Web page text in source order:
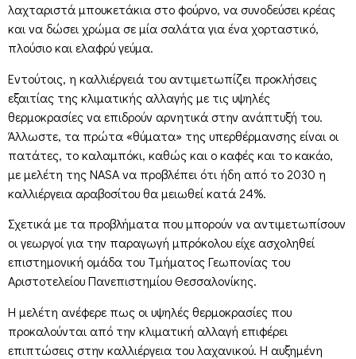
λαχταριστά μπουκετάκια στο φούρνο, να συνοδεύσει κρέας
και να δώσει χρώμα σε μία σαλάτα για ένα χορταστικό,
πλούσιο και ελαφρύ γεύμα.
Εντούτοις, η καλλιέργειά του αντιμετωπίζει προκλήσεις
εξαιτίας της κλιματικής αλλαγής με τις υψηλές
θερμοκρασίες να επιδρούν αρνητικά στην ανάπτυξή του.
Άλλωστε, τα πρώτα «θύματα» της υπερθέρμανσης είναι οι
πατάτες, το καλαμπόκι, καθώς και ο καφές και το κακάο,
με μελέτη της ΝASA να προβλέπει ότι ήδη από το 2030 η
καλλιέργεια αραβοσίτου θα μειωθεί κατά 24%.
Σχετικά με τα προβλήματα που μπορούν να αντιμετωπίσουν
οι γεωργοί για την παραγωγή μπρόκολου είχε ασχοληθεί
επιστημονική ομάδα του Τμήματος Γεωπονίας του
Αριστοτελείου Πανεπιστημίου Θεσσαλονίκης.
Η μελέτη ανέφερε πως οι υψηλές θερμοκρασίες που
προκαλούνται από την κλιματική αλλαγή επιφέρει
επιπτώσεις στην καλλιέργεια του λαχανικού. Η αυξημένη